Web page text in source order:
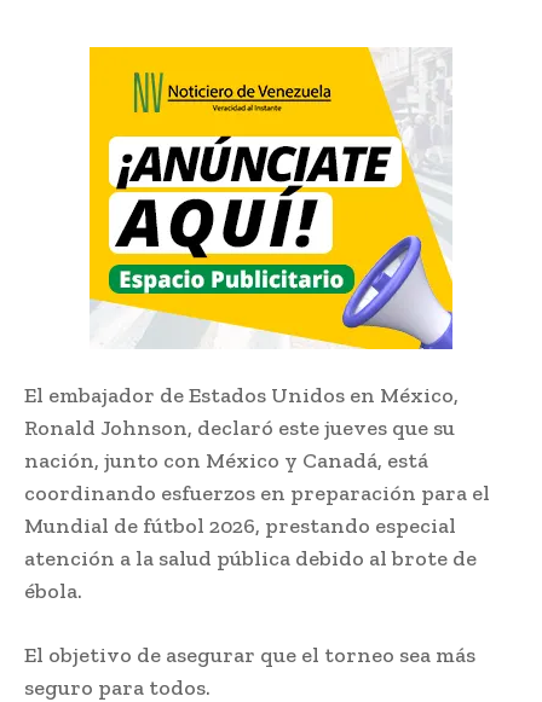
El embajador de Estados Unidos en México,
Ronald Johnson, declaró este jueves que su
nación, junto con México y Canadá, está
coordinando esfuerzos en preparación para el
Mundial de fútbol 2026, prestando especial
atención a la salud pública debido al brote de
ébola.
El objetivo de asegurar que el torneo sea más
seguro para todos.